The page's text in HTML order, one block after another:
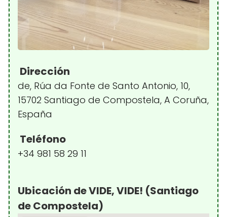
Dirección
de, Rúa da Fonte de Santo Antonio, 10,
15702 Santiago de Compostela, A Coruña,
España
Teléfono
+34 981 58 29 11
Ubicación de VIDE, VIDE! (Santiago
de Compostela)